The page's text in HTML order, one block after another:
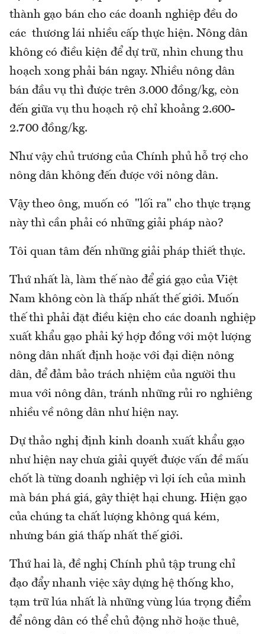
thành gạo bán cho các doanh nghiệp đều do
các thương lái nhiều cấp thực hiện. Nông dân
không có điều kiện để dự trữ, nhìn chung thu
hoạch xong phải bán ngay. Nhiều nông dân
bán đầu vụ thì được trên 3.000 đồng/kg, còn
đến giữa vụ thu hoạch rộ chỉ khoảng 2.600-
2.700 đồng/kg.
Như vậy chủ trương của Chính phủ hỗ trợ cho
nông dân không đến được với nông dân.
Vậy theo ông, muốn có "lối ra" cho thực trạng
này thì cần phải có những giải pháp nào?
Tôi quan tâm đến những giải pháp thiết thực.
Thứ nhất là, làm thế nào để giá gạo của Việt
Nam không còn là thấp nhất thế giới. Muốn
thế thì phải đặt điều kiện cho các doanh nghiệp
xuất khẩu gạo phải ký hợp đồng với một lượng
nông dân nhất định hoặc với đại diện nông
dân, để đảm bảo trách nhiệm của người thu
mua với nông dân, tránh những rủi ro nghiêng
nhiều về nông dân như hiện nay.
Dự thảo nghị định kinh doanh xuất khẩu gạo
như hiện nay chưa giải quyết được vấn đề mấu
chốt là từng doanh nghiệp vì lợi ích của mình
mà bán phá giá, gây thiệt hại chung. Hiện gạo
của chúng ta chất lượng không quá kém,
nhưng bán giá thấp nhất thế giới.
Thứ hai là, đề nghị Chính phủ tập trung chỉ
đạo đẩy nhanh việc xây dựng hệ thống kho,
tạm trữ lúa nhất là những vùng lúa trọng điểm
để nông dân có thể chủ động nhờ hoặc thuê,